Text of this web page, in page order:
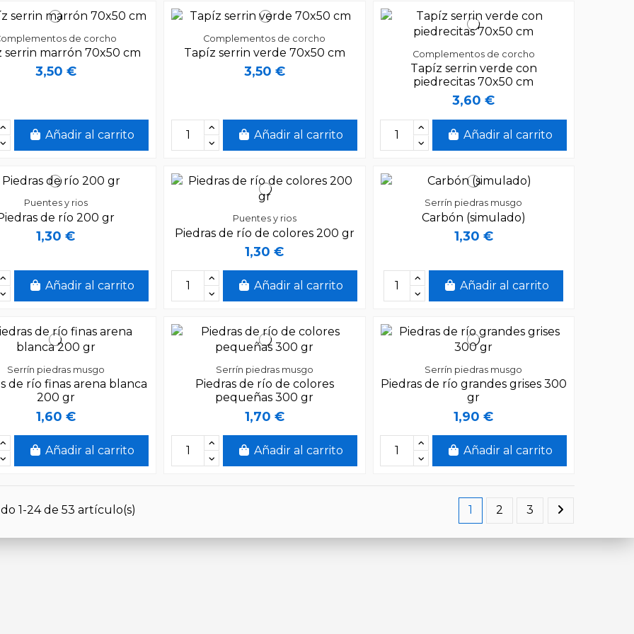
de corcho
serrin marrón 70x50 cm
3,50 €
Añadir al carrito
Complementos de corcho
Tapíz serrin verde 70x50 cm
3,50 €
Añadir al carrito
Complementos de corcho
Tapíz serrin verde con
piedrecitas 70x50 cm
3,60 €
Añadir al carrito
Puentes y rios
de río 200 gr
1,30 €
Añadir al carrito
Puentes y rios
Piedras de río de colores 200 gr
1,30 €
Añadir al carrito
Serrín piedras musgo
Carbón (simulado)
1,30 €
Añadir al carrito
Serrín piedras musgo
de río finas arena blanca
200 gr
1,60 €
Añadir al carrito
Serrín piedras musgo
Piedras de río de colores
pequeñas 300 gr
1,70 €
Añadir al carrito
Serrín piedras musgo
Piedras de río grandes grises 300
gr
1,90 €
Añadir al carrito
1-24 de 53 artículo(s) 1 2 3